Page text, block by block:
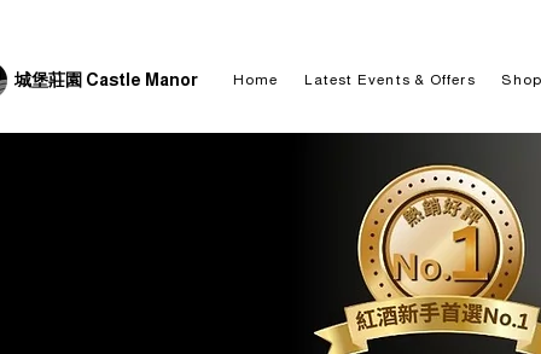
城堡莊園 Castle Manor Home Latest Events & Offers